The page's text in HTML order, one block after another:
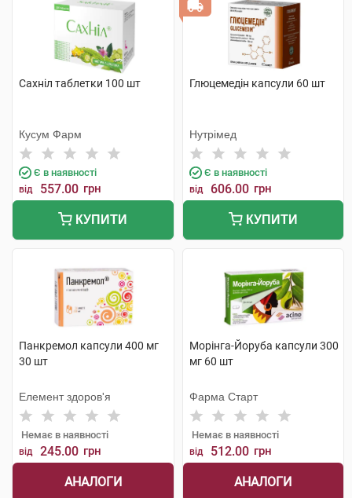
Сахніл таблетки 100 шт
Кусум Фарм
Є в наявності
від 557.00 грн
КУПИТИ
Глюцемедін капсули 60 шт
Нутрімед
Є в наявності
від 606.00 грн
КУПИТИ
Панкремол капсули 400 мг
30 шт
Елемент здоров'я
Немає в наявності
від 245.00 грн
АНАЛОГИ
Морінга-Йоруба капсули 300
мг 60 шт
Фарма Старт
Немає в наявності
від 512.00 грн
АНАЛОГИ